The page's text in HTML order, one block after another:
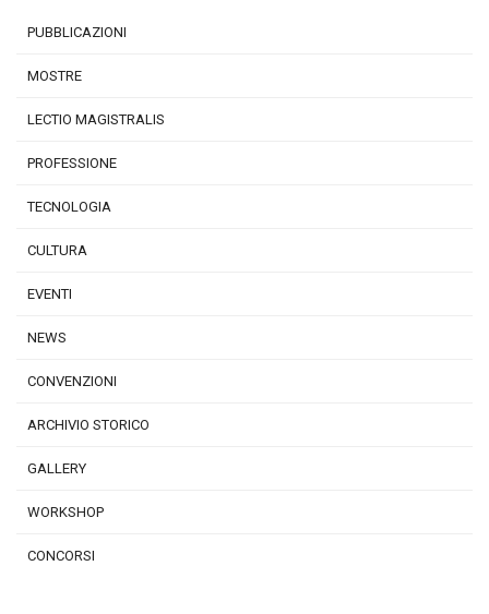
PUBBLICAZIONI
MOSTRE
LECTIO MAGISTRALIS
PROFESSIONE
TECNOLOGIA
CULTURA
EVENTI
NEWS
CONVENZIONI
ARCHIVIO STORICO
GALLERY
WORKSHOP
CONCORSI